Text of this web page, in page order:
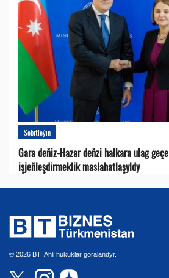
Sebitleýin
Gara deňiz-Hazar deňzi halkara ulag
işjeňleşdirmeklik maslahatlaşyldy
© 2026 BT. Ähli hukuklar goralandyr.